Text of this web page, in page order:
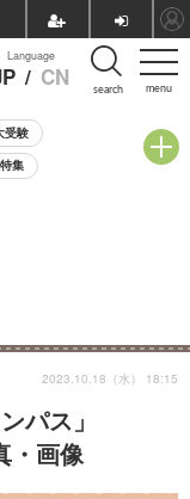
menu
Language
/ CN search
受験
集
パス」
・画像
2023.10.18（水） 18:15